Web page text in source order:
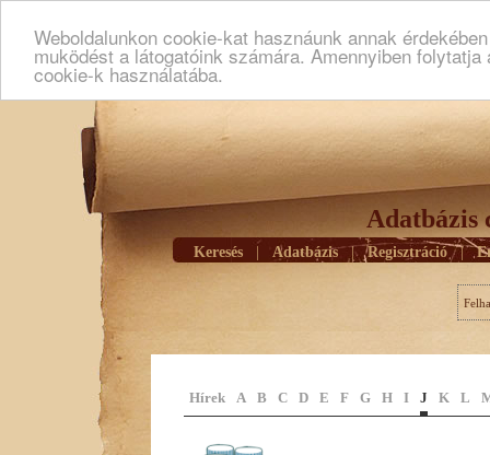
Weboldalunkon cookie-kat hasznáunk annak
muködést a látogatóink számára. Amennyiben
cookie-k használatába.
Adatbázis
Keresés Adatbázis | Regisztráció |
Hírek A B C D E F G H I J K L